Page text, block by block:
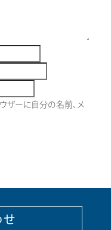
ザーに自分の名前、メ